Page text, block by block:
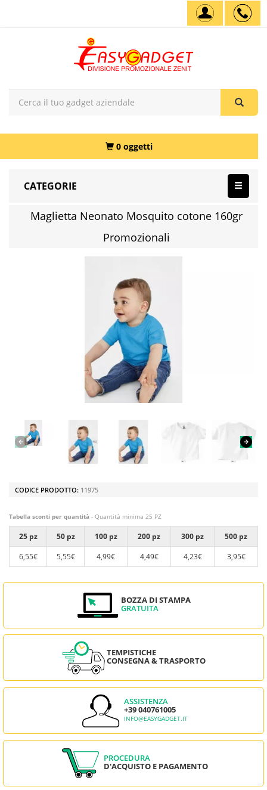
0 oggetti
CATEGORIE
Maglietta Neonato Mosquito cotone 160gr
Promozionali
CODICE PRODOTTO: 11975
Tabella sconti per quantità - Quantità minima 25 PZ
25 pz 50 pz 100 pz 200 pz 300 pz
500 pz
6,55€
5,55€ 4,99€ 4,49€ 4,23€ 3,95€
BOZZA DI STAMPA
GRATUITA
TEMPISTICHE
CONSEGNA & TRASPORTO
ASSISTENZA
+39 040761005
INFO@EASYGADGET.IT
PROCEDURA
D'ACQUISTO E PAGAMENTO